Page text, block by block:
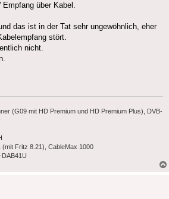
über Kabel.
das ist in der Tat sehr ungewöhnlich, eher
stört.
nicht.
(G09 mit HD Premium und HD Premium Plus), DVB-
Fritz 8.21), CableMax 1000
DAB41U